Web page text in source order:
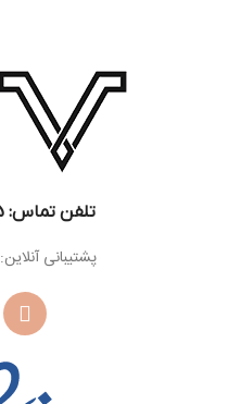
تلفن تماس: 22663665-021​
پشتیبانی آنلاین: 09129303171